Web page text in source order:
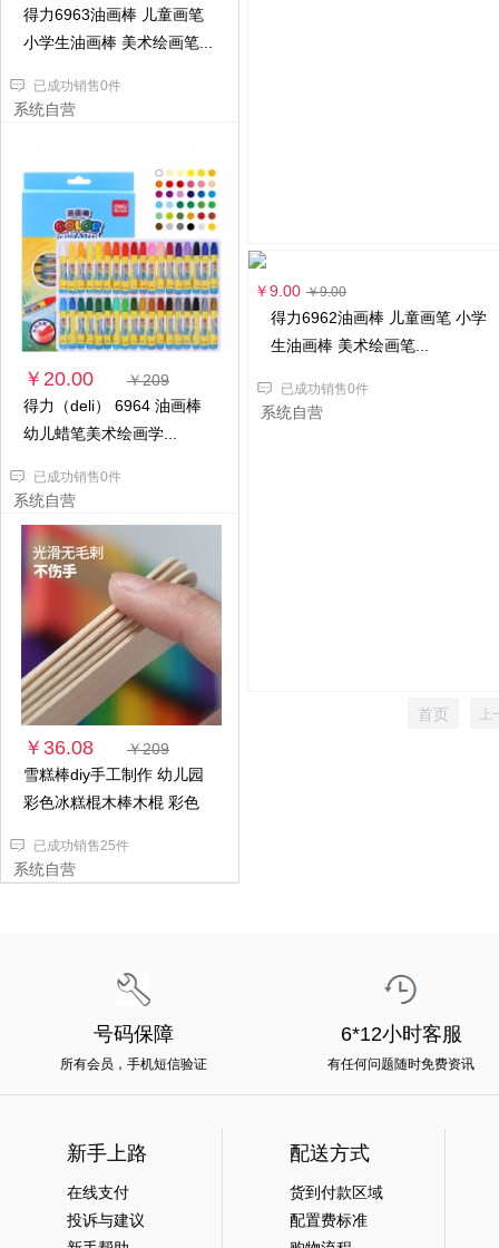
得力6963油画棒 儿童画笔
小学生油画棒 美术绘画笔...
已成功销售0件
系统自营
￥20.00
￥209
得力（deli） 6964 油画棒
幼儿蜡笔美术绘画学...
已成功销售0件
系统自营
￥36.08
￥209
雪糕棒diy手工制作 幼儿园
彩色冰糕棍木棒木棍 彩色
已成功销售25件
系统自营
￥9.00 ￥9.00
得力6962油画棒 儿童画笔 小学
生油画棒 美术绘画笔...
已成功销售0件
系统自营
首页 上
号码保障
所有会员，手机短信验证
6*12小时客服
有任何问题随时免费资讯
新手上路
在线支付
投诉与建议
配送方式
货到付款区域
配置费标准